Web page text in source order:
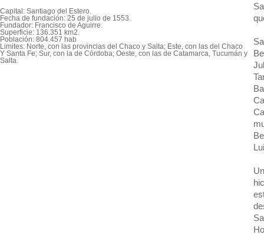
Capital: Santiago del Estero.
Fecha de fundación: 25 de julio de 1553.
Fundador: Francisco de Aguirre.
Superficie: 136.351 km2.
Población: 804.457 hab
Limites: Norte, con las provincias del Chaco y Salta; Este, con las del Chaco
Y Santa Fe; Sur, con la de Córdoba; Oeste, con las de Catamarca, Tucumán y
Salta.